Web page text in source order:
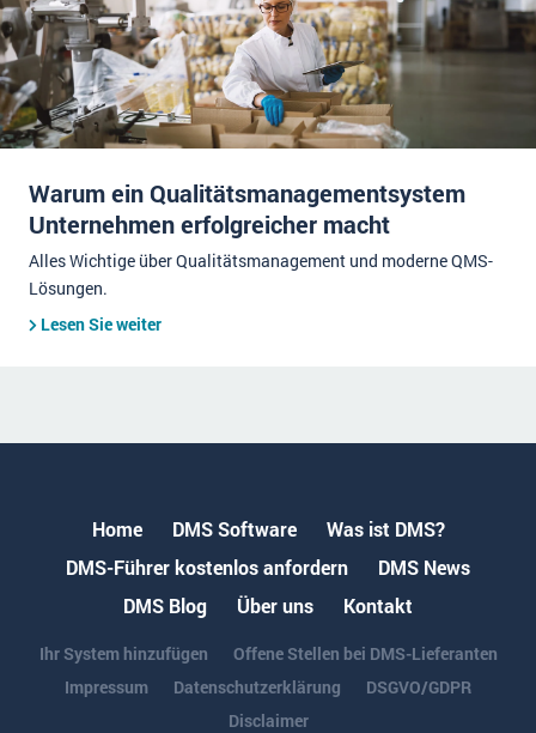
Warum ein Qualitätsmanagementsystem
Unternehmen erfolgreicher macht
Alles Wichtige über Qualitätsmanagement und moderne QMS-
Lösungen.
Lesen Sie weiter
Home DMS Software
Was ist DMS?
DMS-Führer kostenlos anfordern
DMS News
DMS Blog
Über uns Kontakt
Ihr System hinzufügen
Offene Stellen bei DMS-Lieferanten
Impressum
Datenschutzerklärung
DSGVO/GDPR
Disclaimer